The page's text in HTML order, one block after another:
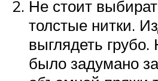
Не стоит
толстые нитки.
выглядеть грубо.
было задумано